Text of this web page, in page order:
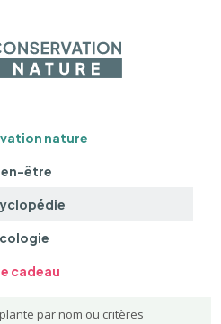
nature
être
cadeau
par nom ou critères